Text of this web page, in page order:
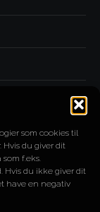
som cookies til
du giver dit
f.eks.
Hvis du ikke giver dit
have en negativ